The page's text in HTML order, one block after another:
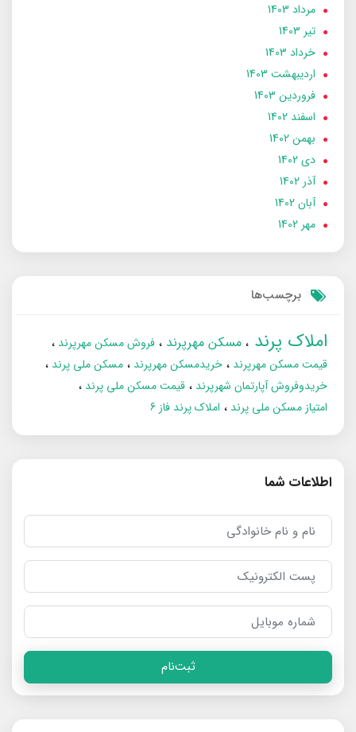
مرداد 1403
تير 1403
خرداد 1403
ارديبهشت 1403
فروردین 1403
اسفند 1402
بهمن 1402
دی 1402
آذر 1402
آبان 1402
مهر 1402
برچسب‌ها
املاک پرند مسکن مهرپرند
فروش مسکن مهرپرند
قیمت مسکن مهرپرند
خریدمسکن مهرپرند
مسکن ملی پرند
خریدوفروش آپارتمان شهرپرند
قیمت مسکن ملی پرند
امتیاز مسکن ملی پرند
املاک پرند فاز 6
اطلاعات شما
ثبت‌نام